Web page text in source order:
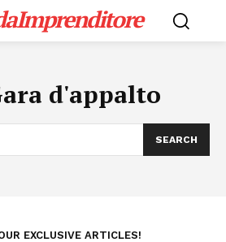
d'appalto
SEARCH
EXCLUSIVE ARTICLES!